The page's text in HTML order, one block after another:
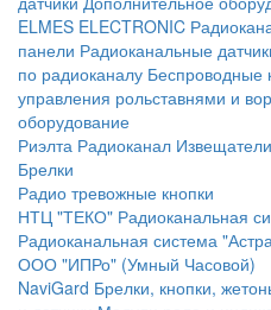
ELMES ELECTRONIC
панели Радиоканальные
по радиоканалу Беспроводные
управления рольставнями и
оборудование
Риэлта Радиоканал Извещатели
Брелки
Радио тревожные кнопки
НТЦ "ТЕКО" Радиоканальная
Радиоканальная система
ООО "ИПРо" (Умный Часовой)
NaviGard Брелки, кнопки,